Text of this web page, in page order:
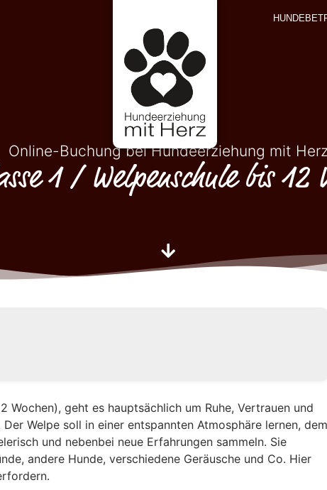
Online-Buchung bei Hundeerziehung mit
1 / Welpenschule bis 12
Wochen), geht es hauptsächlich um Ruhe, Vertrauen und
Welpe soll in einer entspannten Atmosphäre lernen,
und nebenbei neue Erfahrungen sammeln. Sie
andere Hunde, verschiedene Geräusche und Co. Hier